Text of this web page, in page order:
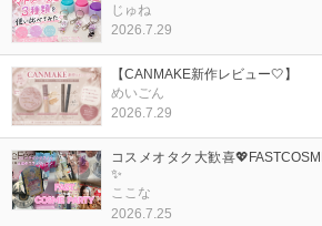
じゅね
2026.7.29
【CANMAKE新作レビュー🤍】
めいごん
2026.7.29
コスメオタク大歓喜
✨
ここな
2026.7.25